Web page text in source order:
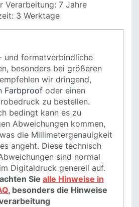
Verarbeitung: 7 Jahre
3 Werktage
und formatverbindliche
besonders bei größeren
wirdringend,
Farbproof oder einen
zu bestellen.
bedingt kann es zu
Abweichungen kommen,
die Millimetergenauigkeit
angeht. Diese technisch
sind normal
Digitaldruck generell auf.
Sie alle Hinweise in
, besonders die Hinweise